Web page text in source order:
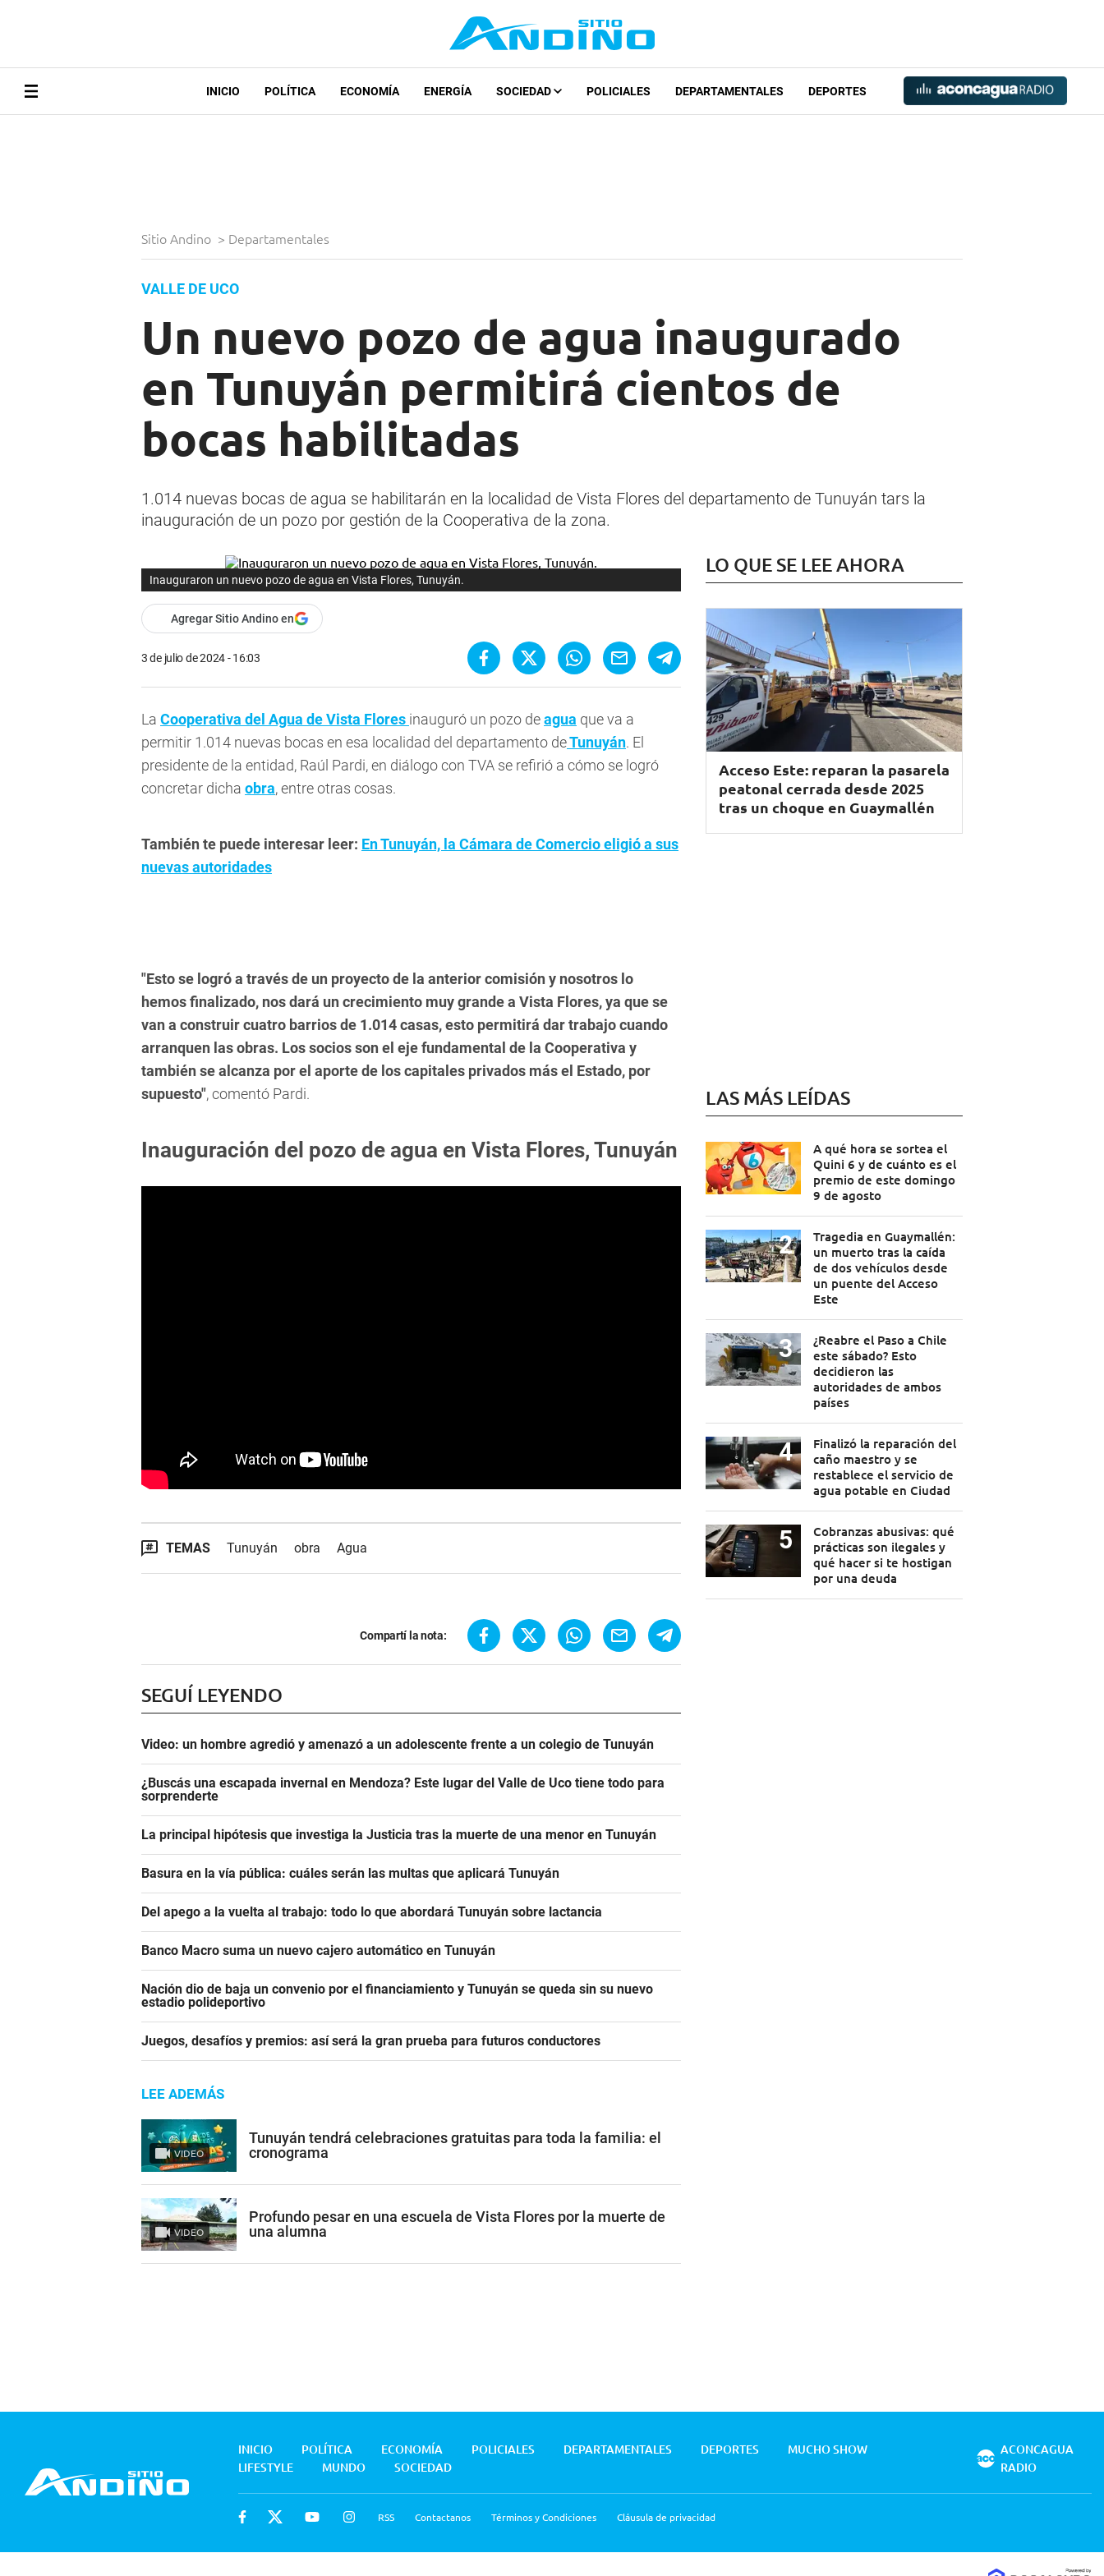
INICIO POLÍTICA ECONOMÍA ENERGÍA SOCIEDAD POLICIALES DEPARTAMENTALES DEPORTES
Sitio Andino > Departamentales
VALLE DE UCO
Un nuevo pozo de agua inaugurado
en Tunuyán permitirá cientos de
bocas habilitadas
1.014 nuevas bocas de agua se habilitarán en la localidad de Vista Flores del departamento de Tunuyán tars la
inauguración de un pozo por gestión de la Cooperativa de la zona.
Inauguraron un nuevo pozo de agua en Vista Flores, Tunuyán.
Agregar Sitio Andino en
3 de julio de 2024 - 16:03
La Cooperativa del Agua de Vista Flores inauguró un pozo deagua que va a
permitir 1.014 nuevas bocas en esa localidad del departamento deTunuyán. El
presidente de la entidad, Raúl Pardi, en diálogo con TVA se refirió a cómo se logró
concretar dicha obra, entre otras cosas.
También te puede interesar leer: En Tunuyán, la Cámara de Comercio eligió a sus
nuevas autoridades
"Esto se logró a través de un proyecto de la anterior comisión y nosotros lo
hemos finalizado, nos dará un crecimiento muy grande a Vista Flores, ya que se
van a construir cuatro barrios de 1.014 casas, esto permitirá dar trabajo cuando
arranquen las obras. Los socios son el eje fundamental de la Cooperativa y
también se alcanza por el aporte de los capitales privados más el Estado, por
supuesto", comentó Pardi.
Inauguración del pozo de agua en Vista Flores, Tunuyán
TEMAS Tunuyán obra Agua
Compartí la nota:
SEGUÍ LEYENDO
Video: un hombre agredió y amenazó a un adolescente frente a un colegio de Tunuyán
¿Buscás una escapada invernal en Mendoza? Este lugar del Valle de Uco tiene todo para
sorprenderte
La principal hipótesis que investiga la Justicia tras la muerte de una menor en Tunuyán
Basura en la vía pública: cuáles serán las multas que aplicará Tunuyán
Del apego a la vuelta al trabajo: todo lo que abordará Tunuyán sobre lactancia
Banco Macro suma un nuevo cajero automático en Tunuyán
Nación dio de baja un convenio por el financiamiento y Tunuyán se queda sin su nuevo
estadio polideportivo
Juegos, desafíos y premios: así será la gran prueba para futuros conductores
LEE ADEMÁS
VIDEO
Tunuyán tendrá celebraciones gratuitas para toda la familia: el
cronograma
VIDEO
Profundo pesar en una escuela de Vista Flores por la muerte de
una alumna
LO QUE SE LEE AHORA
Acceso Este: reparan la pasarela
peatonal cerrada desde 2025
tras un choque en Guaymallén
LAS MÁS LEÍDAS
A qué hora se sortea el
Quini 6 y de cuánto es el
premio de este domingo
9 de agosto
Tragedia en Guaymallén:
un muerto tras la caída
de dos vehículos desde
un puente del Acceso
Este
¿Reabre el Paso a Chile
este sábado? Esto
decidieron las
autoridades de ambos
países
Finalizó la reparación del
caño maestro y se
restablece el servicio de
agua potable en Ciudad
Cobranzas abusivas: qué
prácticas son ilegales y
qué hacer si te hostigan
por una deuda
INICIO POLÍTICA ECONOMÍA POLICIALES DEPARTAMENTALES DEPORTES
MUCHO SHOW
LIFESTYLE
MUNDO SOCIEDAD
RSS Contactanos Términos y Condiciones Cláusula de privacidad
ACONCAGUA
RADIO